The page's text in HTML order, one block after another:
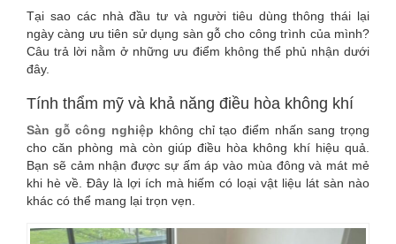
Tại sao các nhà đầu tư và người tiêu dùng thông thái lại
ngày càng ưu tiên sử dụng sàn gỗ cho công trình của mình?
Câu trả lời nằm ở những ưu điểm không thể phủ nhận dưới
đây.
Tính thẩm mỹ và khả năng điều hòa không khí
Sàn gỗ công nghiệp không chỉ tạo điểm nhấn sang trọng
cho căn phòng mà còn giúp điều hòa không khí hiệu quả.
Bạn sẽ cảm nhận được sự ấm áp vào mùa đông và mát mẻ
khi hè về. Đây là lợi ích mà hiếm có loại vật liệu lát sàn nào
khác có thể mang lại trọn vẹn.